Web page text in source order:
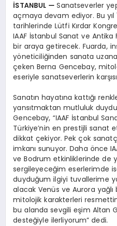
İSTANBUL —Sanatseverler
açmaya devam ediyor. Bu yıl
tarihlerinde Lütfi Kırdar
IAAF İstanbul Sanat ve Antika
bir araya getirecek. Fuarda,
yöneticiliğinden sanata
çeken Berna Gencebay,
eseriyle sanatseverlerin
Sanatın hayatına kattığı
yansıtmaktan mutluluk
Gencebay, “IAAF İstanbul
Türkiye’nin en prestijli sanat
dikkat çekiyor. Pek çok
imkanı sunuyor. Daha önce
ve Bodrum etkinliklerinde de
sergileyeceğim eserlerimde
duyduğum ilgiyi tuvallerime
alacak Venüs ve Aurora yağlı
mitolojik karakterleri
bu alanda sevgili eşim Altan
desteğiyle ilerliyorum” dedi.